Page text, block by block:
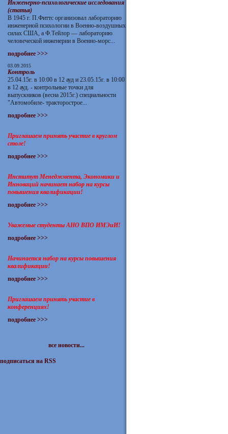
Инженерно-психологические исследования
(статья)
В 1945 г. П.Фиттс организовал лабораторию
инженерной психологии в Военно-воздушных
силах США, а Ф.Тейлор — лабораторию
человеческой инженерии в Военно-морс...
подробнее >>>
03.09.2015
Контроль
25.04.15г. в 10:00 в 12 ауд и 23.05.15г. в 10:00
в 12 ауд. - контрольные точки для
выпускников (весна 2015г.) специальности
"Автомобиле- тракторострое...
подробнее >>>
Приглашаем принять участие в круглом
столе!
подробнее >>>
Институт Менеджмента, Экономики и
Инноваций начинает набор на курсы
повышения квалификации!
подробнее >>>
Уважемые студенты АНО ВПО ИМЭиИ!
подробнее >>>
Начинается набор на курсы повышения
квалификации!
подробнее >>>
Приглашаем принять участие в
конференциях!
подробнее >>>
все новости...
подписаться на RSS